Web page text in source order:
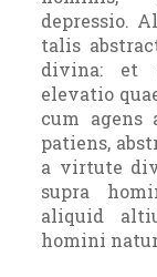
depressio.
talis
divina: et
elevatio
cum agens
patiens,
a virtute
supra
aliquid
homini